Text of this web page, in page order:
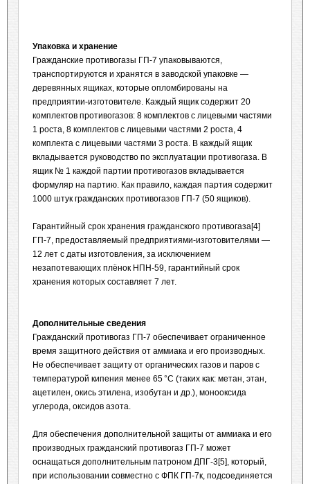
Упаковка и хранение
Гражданские противогазы ГП-7 упаковываются,
транспортируются и хранятся в заводской упаковке —
деревянных ящиках, которые опломбированы на
предприятии-изготовителе. Каждый ящик содержит 20
комплектов противогазов: 8 комплектов с лицевыми частями
1 роста, 8 комплектов с лицевыми частями 2 роста, 4
комплекта с лицевыми частями 3 роста. В каждый ящик
вкладывается руководство по эксплуатации противогаза. В
ящик № 1 каждой партии противогазов вкладывается
формуляр на партию. Как правило, каждая партия содержит
1000 штук гражданских противогазов ГП-7 (50 ящиков).
Гарантийный срок хранения гражданского противогаза[4]
ГП-7, предоставляемый предприятиями-изготовителями —
12 лет с даты изготовления, за исключением
незапотевающих плёнок НПН-59, гарантийный срок
хранения которых составляет 7 лет.
Дополнительные сведения
Гражданский противогаз ГП-7 обеспечивает ограниченное
время защитного действия от аммиака и его производных.
Не обеспечивает защиту от органических газов и паров с
температурой кипения менее 65 °C (таких как: метан, этан,
ацетилен, окись этилена, изобутан и др.), монооксида
углерода, оксидов азота.
Для обеспечения дополнительной защиты от аммиака и его
производных гражданский противогаз ГП-7 может
оснащаться дополнительным патроном ДПГ-3[5], который,
при использовании совместно с ФПК ГП-7к, подсоединяется